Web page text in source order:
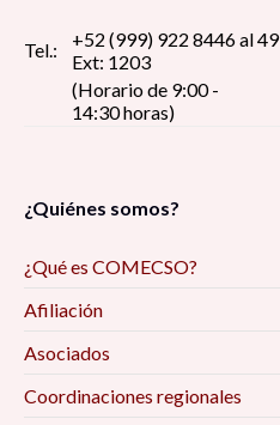
Tel.:
+52 (999) 922 8446 al 49
Ext: 1203
(Horario de 9:00 -
14:30 horas)
¿Quiénes somos?
¿Qué es COMECSO?
Afiliación
Asociados
Coordinaciones regionales